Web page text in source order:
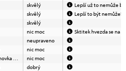
skvělý
Lepší už to nemůže
skvělý
Lepší to být nemůže!
skvělý
nic moc
Sktitek hvezda se na
neupraveno
nic moc
Spojka na Dlouhé stráně (lanovka - horní nádrž)
nic moc
dobrý